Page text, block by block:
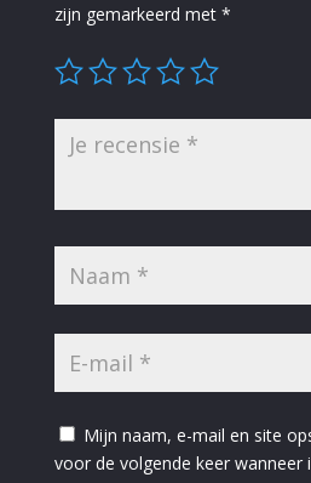
zijn gemarkeerd met *
Mijn naam, e-mail en site
voor de volgende keer wanneer